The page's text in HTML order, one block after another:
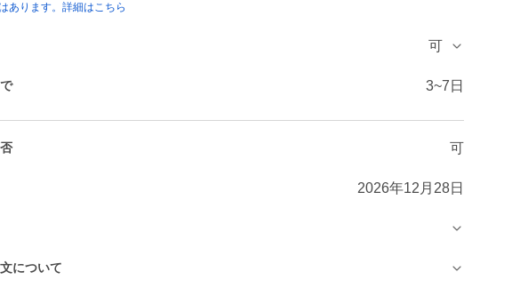
あります。詳細はこちら
可
3~7日
可
2026年12月28日
について